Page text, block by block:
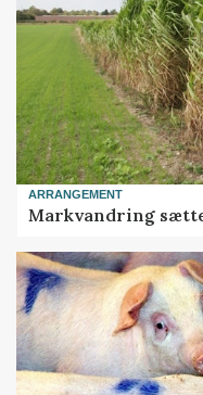
ARRANGEMENT
Markvandring